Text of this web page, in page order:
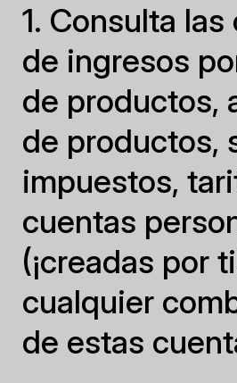
1. Consulta
de ingresos
de productos,
de productos,
impuestos,
cuentas
(¡creadas por
cualquier
de estas